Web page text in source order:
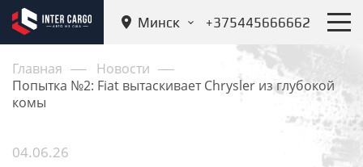
Минск +375445666662
Главная
Новости
Попытка №2: Fiat вытаскивает Chrysler из глубокой
комы
04.06.26